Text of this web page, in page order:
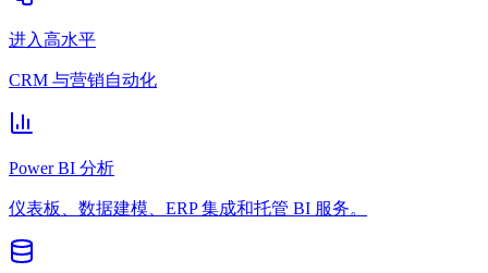
进入高水平
CRM 与营销自动化
Power BI 分析
仪表板、数据建模、ERP 集成和托管 BI 服务。